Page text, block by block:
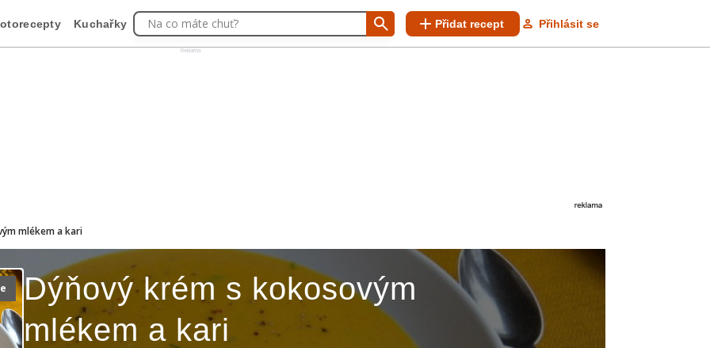
Reklama
Kuchařky Na co máte chuť? Přidat recept Přihlásit se
mlékem a kari
Dýňový krém s kokosovým
mlékem a kari